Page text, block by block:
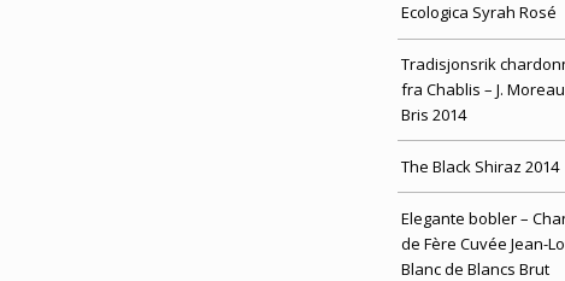
Ecologica Syrah Rosé
Tradisjonsrik
fra Chablis – J.
Bris 2014
The Black Shiraz 2014
Elegante bobler –
de Fère Cuvée Jean-
Blanc de Blancs Brut